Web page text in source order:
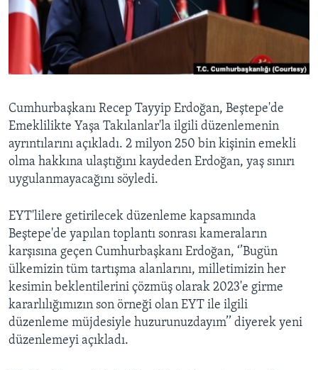
HAYATTAN
SANAT
BIZI TAKIP EDIN
Diller
Cumhurbaşkanı Recep Tayyip Erdoğan, Beştepe'de
Emeklilikte Yaşa Takılanlar'la ilgili düzenlemenin
ayrıntılarını açıkladı. 2 milyon 250 bin kişinin emekli
olma hakkına ulaştığını kaydeden Erdoğan, yaş sınırı
uygulanmayacağını söyledi.
EYT'lilere getirilecek düzenleme kapsamında
Beştepe'de yapılan toplantı sonrası kameraların
karşısına geçen Cumhurbaşkanı Erdoğan, ‘’Bugün
ülkemizin tüm tartışma alanlarını, milletimizin her
kesimin beklentilerini çözmüş olarak 2023'e girme
kararlılığımızın son örneği olan EYT ile ilgili
düzenleme müjdesiyle huzurunuzdayım’’ diyerek yeni
düzenlemeyi açıkladı.